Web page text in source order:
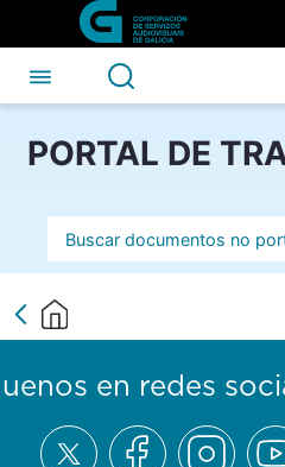
Skip to Main Content
Irene Viña
PORTAL DE
Barra de busca
en redes